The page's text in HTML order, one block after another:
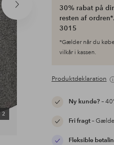
Næste
2
30% rabat på
resten af
3015
*Gælder når du
vilkår i kassen.
Produktdeklaration
Ny kunde?–
Fri fragt–
Fleksible